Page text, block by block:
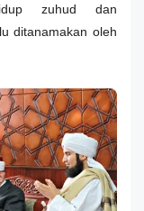
zuhud dan
ditanamakan oleh